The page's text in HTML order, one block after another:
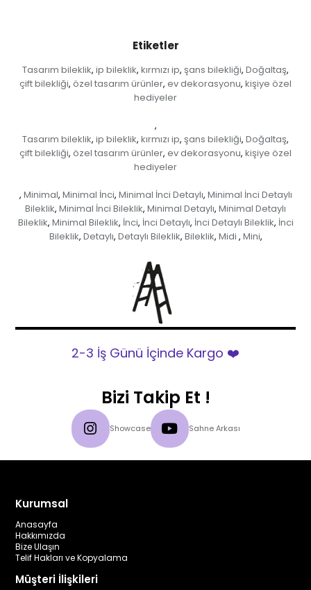
Etiketler
Tasarım bileklik, ip bileklik, kırmızı ip, şans bilekliği, Doğaltaş,
çift bilekliği, özel tasarım ürünler, ev dekorasyonu, kişiye özel
hediyeler
,
Tasarım bileklik, ip bileklik, kırmızı ip, şans bilekliği, Doğaltaş,
çift bilekliği, özel tasarım ürünler, ev dekorasyonu, kişiye özel
hediyeler
, Minimal, Minimal İnci, Minimal İnci Detaylı, Minimal İnci Detaylı
Bileklik, Minimal İnci Bileklik, Minimal Detaylı, Minimal Detaylı
Bileklik, Minimal Bileklik, İnci, İnci Detaylı, İnci Detaylı Bileklik, İnci
Bileklik, Detaylı, Detaylı Bileklik, Bileklik, Midi , Mini,
2-3 İş Günü İçinde Kargo ❤️
Bizi Takip Et !
Showcase Sahne Arkası
Kurumsal
Anasayfa
Hakkımızda
Bize Ulaşın
Telif Hakları ve Kopyalama
Müşteri İlişkileri